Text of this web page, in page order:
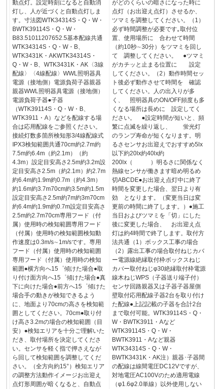
動点灯。設定時刻になると自動消
灯し、人が近づくと自動点灯しま
す。寸法図WTK34314S・Q・W・
BWTK39114S・Q・W・
B83.51011207652.5基本配線共通
WTK34314S・Q・W・B、
WTK3431K・AKWTK34314S・
Q・W・B、WTK3431K・AK〈3線
配線〉〈4線配線〉WWL照明器具
電源（接地側）電源負荷子器親器
親器WWL照明器具電源（接地側）
電源負荷子器●子器
（WTK39114S・Q・W・B、
WTK3911・A）などを配線する場
合は応用配線をご参照ください。
接続灯数多箇所検知形3/4線配線式
IPX3検知範囲共通70cm約2.7m約
7.5m約6.4m（約2.1m）（約
4.3m）設定目安高さ2.5m約3.2m設
定目安高さ2.5m（約2.1m）約2.7m
約6.4m約1.9m約0.7m（約4.3m）
約1.6m約3.7m70cm約3.5m約1.5m
設定目安高さ2.5m約7m約3m70cm
約6.4m約1.9m約0.7m設定目安高さ
2.5m約2.7m70cm専用フード（付
属）使用時の検知範囲専用フード
（付属）使用時の検知範囲検知動
作速度は0.3m/s∼1m/sです。専用
フード（付属）使用時の検知範囲
専用フード（付属）使用時の検知
範囲●横方向へ15゜傾けた場合●取
り付け面方向へ15゜傾けた場合●真
下に向けた場合●前方へ15゜傾けた
場合手の動きが検知できるよう
に、地面より70cmの高さを検知範
囲としてください。70cm●取り付
け高さ3.2mの場合の検知範囲（目
安）●検知エリアを十分ご理解いた
だき、取付場所を決定してくださ
い。センサを軽く指で押さえなが
ら回して検知範囲を調整してくだ
さい。（全方向約15°）検知エリア
の調整方法動作イメージお出迎え
点灯形周囲が暗くなると、自動点
がどのくらいの暗さになった時に
点灯（お出迎え点灯）させるか、
ツマミを調整してください。（1）
必ず時間調整が必要です｡取付位
置、使用場所に 合わせて時間
（約10秒∼30分）をツマミを回し
て 調整してください。 ●ツマミ
がカチッと止まる位置に 設定
してください。（2）動作時間セッ
ト後必ず動作させて時間を 確認
してください。人の出入りが多
く、 照明器具のON/OFF頻度も多
くなる場所は長めに 設定してく
ださい。 ●設定時間が短いと、頻
繁に点滅を繰り返し、 蛍光灯
のランプ寿命が短くなります。明
るさセンサお出迎えでおすすめ5lx
以下約20lx約40lx約
200lx（ ）明るさに関係なく
熱線センサが働きます暗め明るめ
切ABCDE●お出迎え点灯中に終了
時間を変更した場合、翌日より有
効 となります。（変更当日は変
更前の時間に終了します。）●施工
当日およびツマミを「切」にした
後に変更した場合、 お出迎え点
灯は約4時間で終了します。取付方
法共通（1）ボックス工事の場合
（2）露出工事の場合取付ねじカバ
ー電源線絶縁取付枠ボックスねじ
カバー取付ねじφ30絶縁取付枠電源
線木ねじWPS（子器送り端子付）
センサ回路親器又は子器子器屋側
壁取付応用配線子器2台を取り付け
た配線●上記記載の子器を合計2台
まで取付可能。WTK39114S・Q・
W・BWTK3911・Aなど
WTK39114S・Q・W・
BWTK3911・Aなど親器
WTK34314S・Q・W・
BWTK3431K・AK注）親器･子器間
の配線は線間電圧DC12Vですが、
対地電圧AC100Vのため適用電線
（φ1.6φ2.0単線）以外使用しない